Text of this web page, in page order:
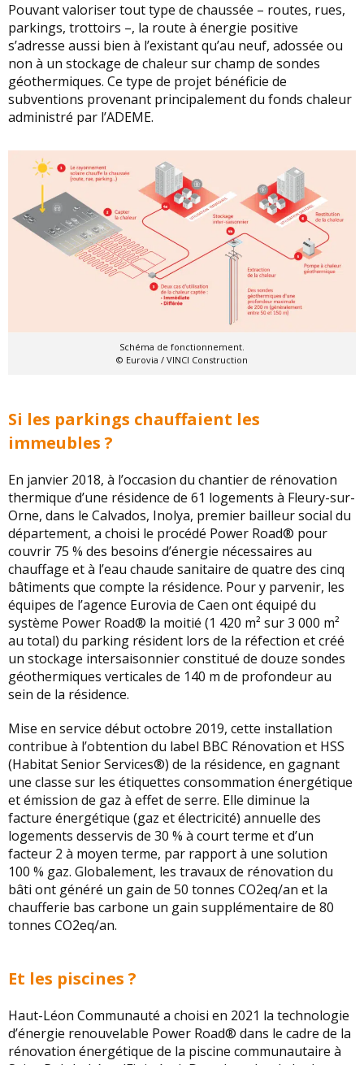
Pouvant valoriser tout type de chaussée – routes, rues,
parkings, trottoirs –, la route à énergie positive
s’adresse aussi bien à l’existant qu’au neuf, adossée ou
non à un stockage de chaleur sur champ de sondes
géothermiques. Ce type de projet bénéficie de
subventions provenant principalement du fonds chaleur
administré par l’ADEME.
Schéma de fonctionnement.
© Eurovia / VINCI Construction
Si les parkings chauffaient les
immeubles ?
En janvier 2018, à l’occasion du chantier de rénovation
thermique d’une résidence de 61 logements à Fleury-sur-
Orne, dans le Calvados, Inolya, premier bailleur social du
département, a choisi le procédé Power Road® pour
couvrir 75 % des besoins d’énergie nécessaires au
chauffage et à l’eau chaude sanitaire de quatre des cinq
bâtiments que compte la résidence. Pour y parvenir, les
équipes de l’agence Eurovia de Caen ont équipé du
système Power Road® la moitié (1 420 m² sur 3 000 m²
au total) du parking résident lors de la réfection et créé
un stockage intersaisonnier constitué de douze sondes
géothermiques verticales de 140 m de profondeur au
sein de la résidence.
Mise en service début octobre 2019, cette installation
contribue à l’obtention du label BBC Rénovation et HSS
(Habitat Senior Services®) de la résidence, en gagnant
une classe sur les étiquettes consommation énergétique
et émission de gaz à effet de serre. Elle diminue la
facture énergétique (gaz et électricité) annuelle des
logements desservis de 30 % à court terme et d’un
facteur 2 à moyen terme, par rapport à une solution
100 % gaz. Globalement, les travaux de rénovation du
bâti ont généré un gain de 50 tonnes CO2eq/an et la
chaufferie bas carbone un gain supplémentaire de 80
tonnes CO2eq/an.
Et les piscines ?
Haut-Léon Communauté a choisi en 2021 la technologie
d’énergie renouvelable Power Road® dans le cadre de la
rénovation énergétique de la piscine communautaire à